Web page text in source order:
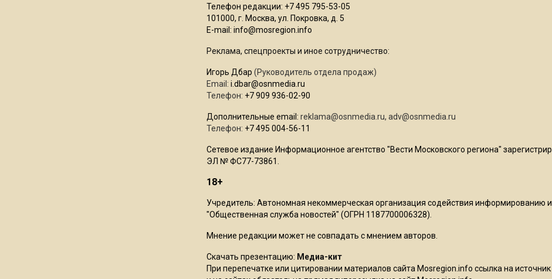
Телефон редакции: +7 495 795-53-05
101000, г. Москва, ул. Покровка, д. 5
E-mail: info@mosregion.info
Реклама, спецпроекты и иное сотрудничество:
Игорь Дбар (Руководитель отдела продаж)
Email: i.dbar@osnmedia.ru
Телефон: +7 909 936-02-90
Дополнительные email: reklama@osnmedia.ru, adv@osnmedia.ru
Телефон: +7 495 004-56-11
Сетевое издание Информационное агентство "Вести Московского региона"
ЭЛ № ФС77-73861.
18+
Учредитель: Автономная некоммерческая организация содействия
"Общественная служба новостей" (ОГРН 1187700006328).
Мнение редакции может не совпадать с мнением авторов.
Скачать презентацию: Медиа-кит
При перепечатке или цитировании материалов сайта Mosregion.info ссылка на